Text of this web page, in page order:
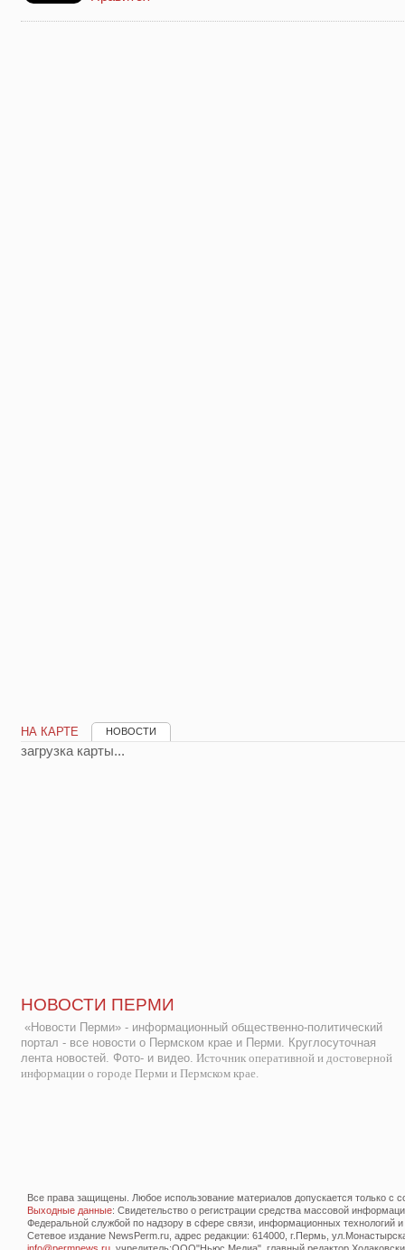
НА КАРТЕ НОВОСТИ
загрузка карты...
НОВОСТИ ПЕРМИ
«Новости Перми» - информационный общественно-политический
портал - все новости о Пермском крае и Перми. Круглосуточная
лента новостей. Фото- и видео. Источник оперативной и достоверной
информации о городе Перми и Пермском крае.
Все права защищены. Любое использование материалов допускается только с
Выходные данные: Свидетельство о регистрации средства массовой
Федеральной службой по надзору в сфере связи, информационных технологий
Сетевое издание NewsPerm.ru, адрес редакции: 614000, г.Пермь,
info@permnews.ru , учредитель:ООО"Ньюс Медиа", главный редактор